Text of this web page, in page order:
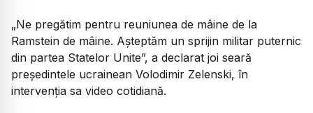
„Ne pregătim pentru reuniunea de mâine de la
Ramstein de mâine. Aşteptăm un sprijin militar puternic
din partea Statelor Unite”, a declarat joi seară
preşedintele ucrainean Volodimir Zelenski, în
intervenţia sa video cotidiană.